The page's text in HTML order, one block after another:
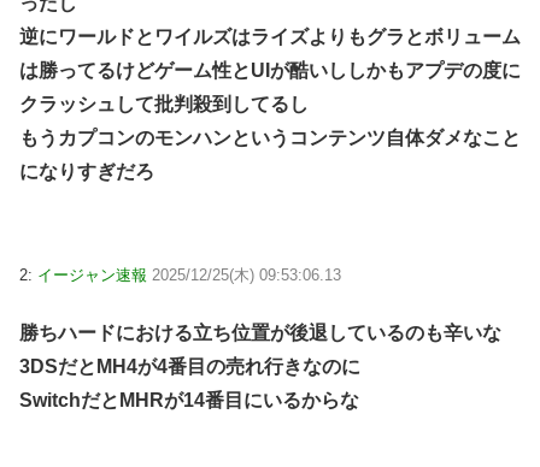
逆にワールドとワイルズはライズよりもグラとボリューム
は勝ってるけどゲーム性とUIが酷いししかもアプデの度に
クラッシュして批判殺到してるし
もうカプコンのモンハンというコンテンツ自体ダメなこと
になりすぎだろ
2: イージャン速報 2025/12/25(木) 09:53:06.13
勝ちハードにおける立ち位置が後退しているのも辛いな
3DSだとMH4が4番目の売れ行きなのに
SwitchだとMHRが14番目にいるからな